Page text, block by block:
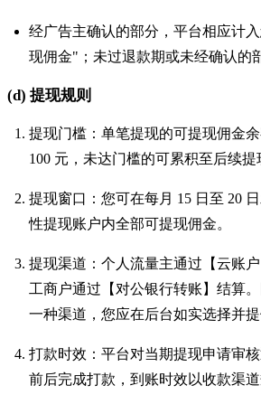
经广告主确认的部分，平台相应计
现佣金"；未过退款期或未经确认的
(d) 提现规则
提现门槛：单笔提现的可提现佣金
100 元，未达门槛的可累积至后续提
提现窗口：您可在每月 15 日至 20
性提现账户内全部可提现佣金。
提现渠道：个人流量主通过【云账
工商户通过【对公银行转账】结算
一种渠道，您应在后台如实选择并提
打款时效：平台对当期提现申请审
前后完成打款，到账时效以收款渠道